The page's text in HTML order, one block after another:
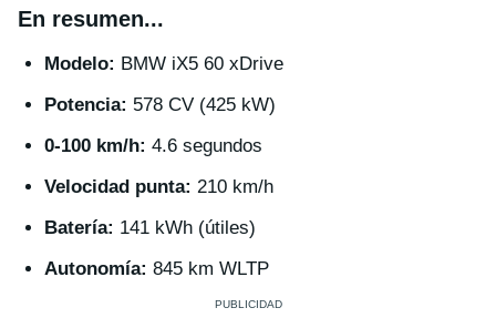
En resumen...
Modelo: BMW iX5 60 xDrive
Potencia: 578 CV (425 kW)
0-100 km/h: 4.6 segundos
Velocidad punta: 210 km/h
Batería: 141 kWh (útiles)
Autonomía: 845 km WLTP